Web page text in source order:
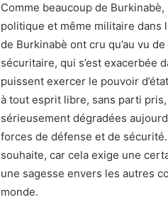
Comme beaucoup de
politique et même militaire dans
de Burkinabè ont cru qu’au vu
sécuritaire, qui s’est exacerbée
puissent exercer le pouvoir
à tout esprit libre, sans parti
sérieusement dégradées
forces de défense et de
souhaite, car cela exige une
une sagesse envers les autres
monde.